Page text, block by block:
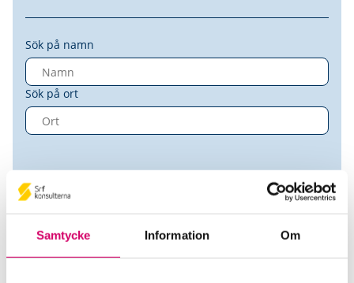
Samtycke Information Om
Sök på namn
Sök på ort